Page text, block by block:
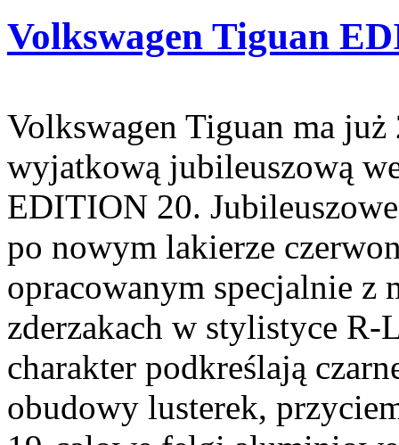
Volkswagen Tiguan
Volkswagen Tiguan ma
wyjatkową jubileuszową
EDITION 20.
po nowym lakierze
opracowanym specjalnie z
zderzakach w stylistyce
charakter podkreślają
obudowy lusterek,